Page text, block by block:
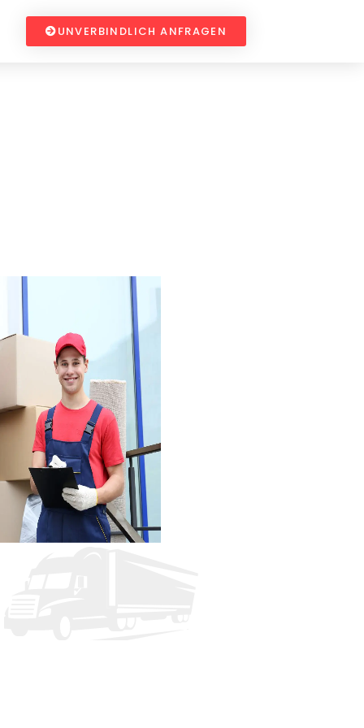
UNVERBINDLICH ANFRAGEN